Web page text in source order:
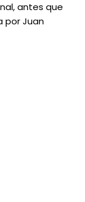
antes que
por Juan